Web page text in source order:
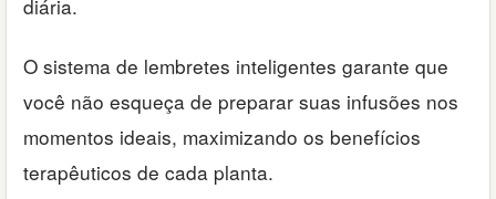
diária.
O sistema de lembretes inteligentes garante que
você não esqueça de preparar suas infusões nos
momentos ideais, maximizando os benefícios
terapêuticos de cada planta.